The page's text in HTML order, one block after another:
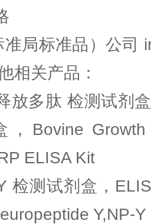
准局标准品）公司
相关产品：
放多肽 检测试剂
Bovine Growth
ELISA Kit
检测试剂盒，
Y,NP-Y